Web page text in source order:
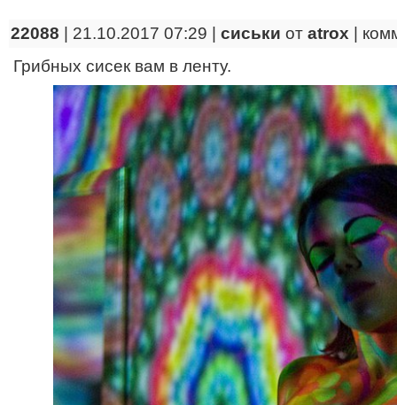
22088 | 21.10.2017 07:29 | сиськи от atrox
Грибных сисек вам в ленту.